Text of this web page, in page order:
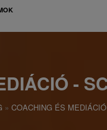
-
COACHING ÉS